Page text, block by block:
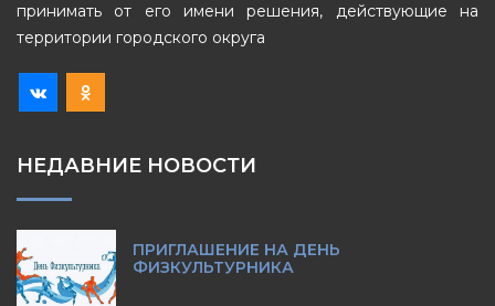
принимать от его имени решения, действующие на
территории городского округа
НЕДАВНИЕ НОВОСТИ
ПРИГЛАШЕНИЕ НА ДЕНЬ
ФИЗКУЛЬТУРНИКА